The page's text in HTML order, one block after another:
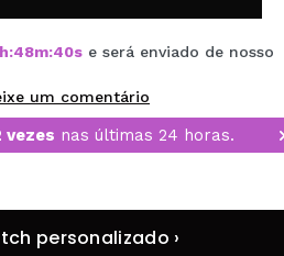
h:48m:40s e será enviado de nosso
um comentário
vezes nas últimas 24 horas.
personalizado ›